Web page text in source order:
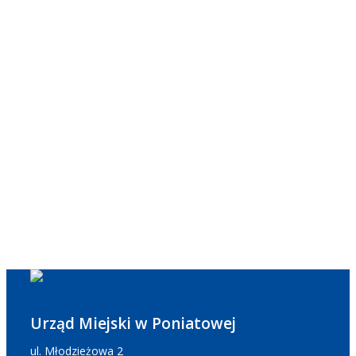
Urząd Miejski w Poniatowej
ul. Młodzieżowa 2